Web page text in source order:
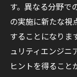
す。異なる分野で
の実施に新たな視
することになりま
ュリティエンジニ
ヒントを得ること